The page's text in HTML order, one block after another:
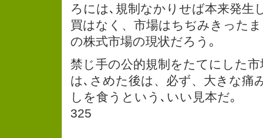
ろには､規制なかりせば本来発生
買はなく、市場はちぢみきった
の株式市場の現状だろう｡
禁じ手の公的規制をたてにした
は､さめた後は、必ず、大きな痛
しを食うという､いい見本だ｡
325